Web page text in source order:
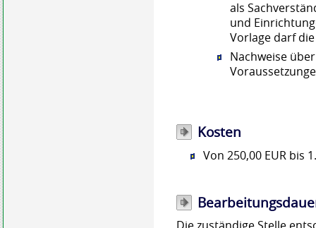
als
und
Vorlage darf
Nachweise
Kosten
Von 250,00 EUR bis